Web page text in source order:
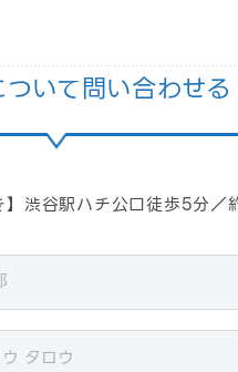
いて問い合わせる
渋谷駅ハチ公口徒歩5分／